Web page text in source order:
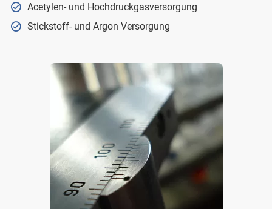
Acetylen- und Hochdruckgasversorgung
Stickstoff- und Argon Versorgung